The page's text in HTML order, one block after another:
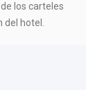
los carteles
hotel.